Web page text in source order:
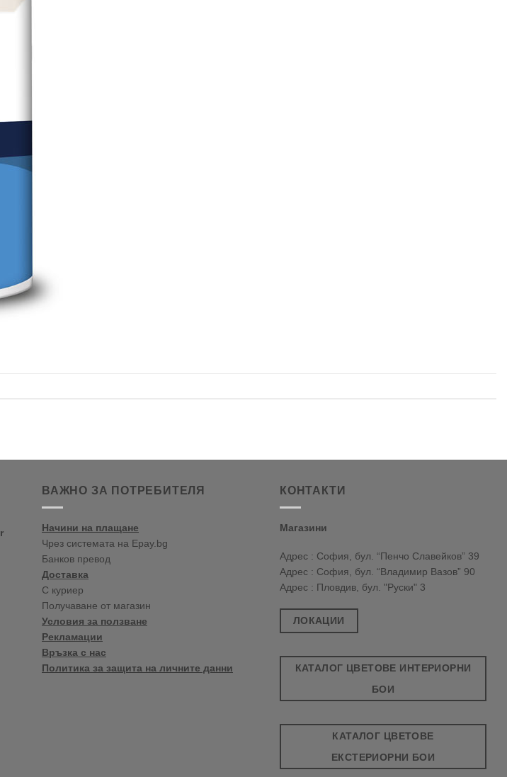
ВАЖНО ЗА ПОТРЕБИТЕЛЯ
Начини на плащане
Чрез системата на Epay.bg
Банков превод
Доставка
С куриер
Получаване от магазин
Условия за ползване
Рекламации
Връзка с нас
Политика за защита на личните данни
КОНТАКТИ
Магазини
Адрес : София, бул. “Пенчо Славейков” 39
Адрес : София, бул. “Владимир Вазов” 90
Адрес : Пловдив, бул. "Руски" 3
ЛОКАЦИИ
КАТАЛОГ ЦВЕТОВЕ ИНТЕРИОРНИ
БОИ
КАТАЛОГ ЦВЕТОВЕ
ЕКСТЕРИОРНИ БОИ